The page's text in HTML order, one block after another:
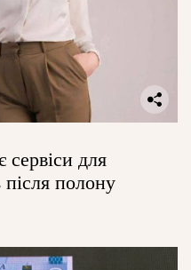
для
після полону